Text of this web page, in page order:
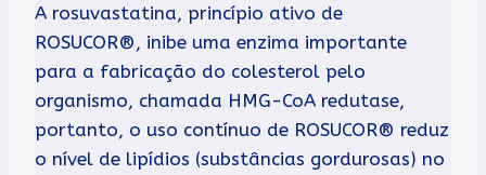
A rosuvastatina, princípio ativo de
ROSUCOR®, inibe uma enzima importante
para a fabricação do colesterol pelo
organismo, chamada HMG-CoA redutase,
portanto, o uso contínuo de ROSUCOR® reduz
o nível de lipídios (substâncias gordurosas) no